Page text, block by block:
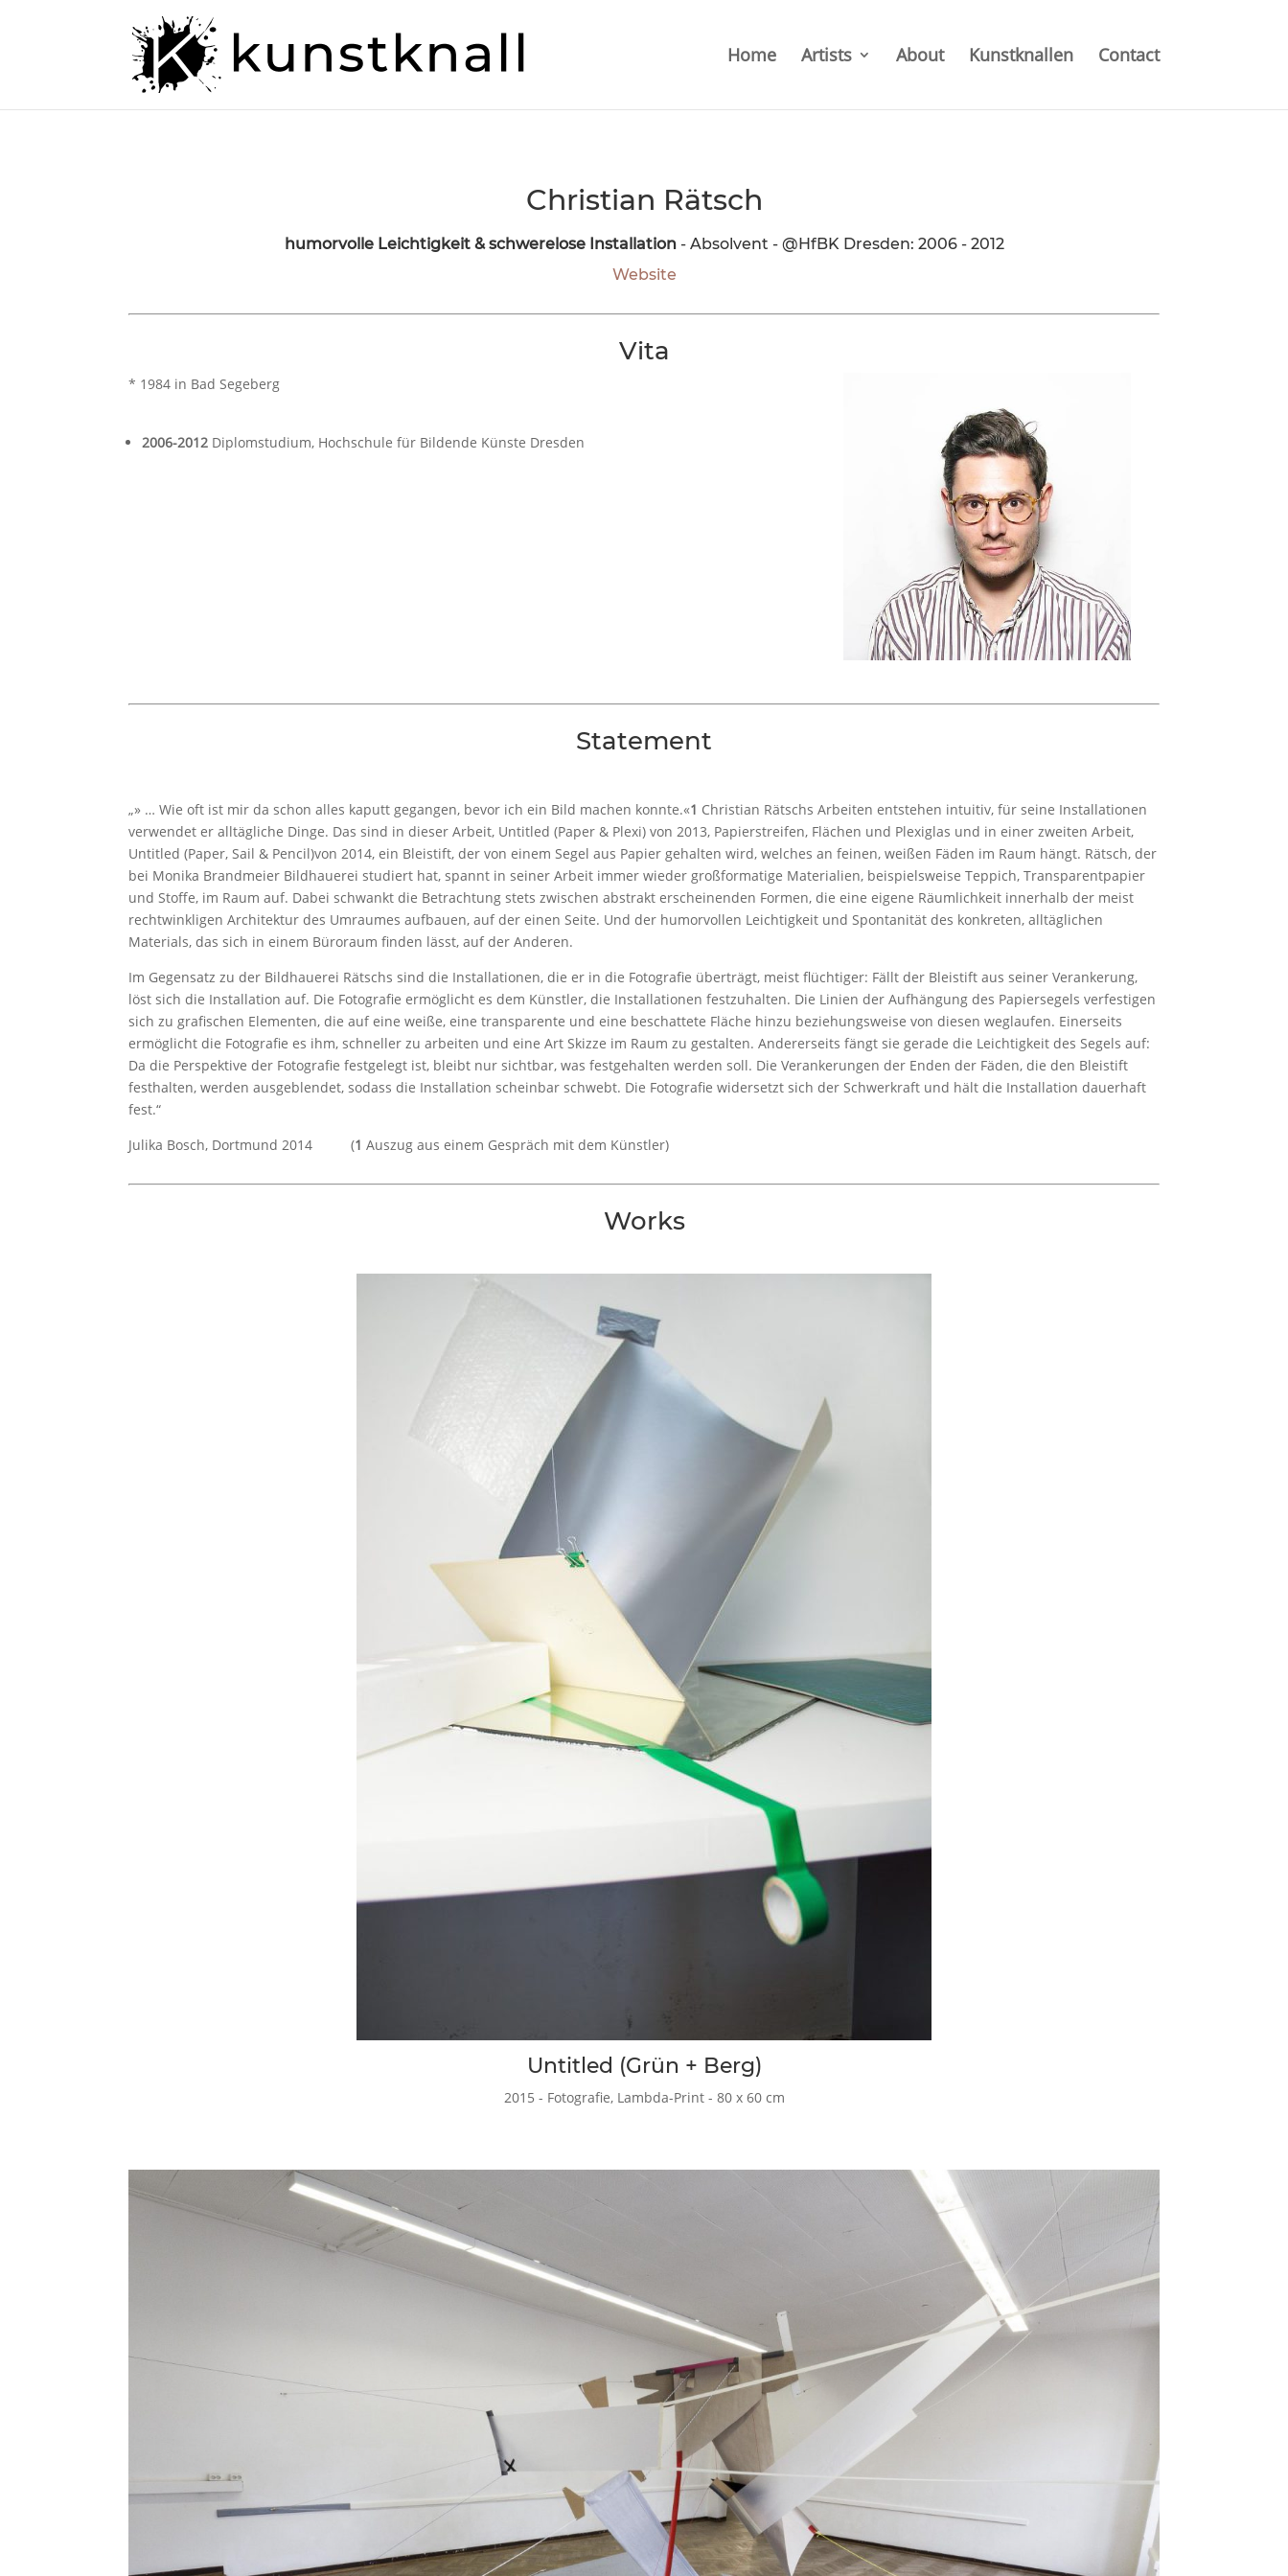
Home Artists About Kunstknallen Contact
Christian Rätsch
humorvolle Leichtigkeit & schwerelose Installation- Absolvent - @HfBK Dresden: 2006 - 2012
Website
Vita
* 1984 in Bad Segeberg
2006-2012 Diplomstudium, Hochschule für Bildende Künste Dresden
Statement
„» … Wie oft ist mir da schon alles kaputt gegangen, bevor ich ein Bild machen konnte.«1 Christian Rätschs Arbeiten entstehen intuitiv, für seine Installationen
verwendet er alltägliche Dinge. Das sind in dieser Arbeit, Untitled (Paper & Plexi) von 2013, Papierstreifen, Flächen und Plexiglas und in einer zweiten Arbeit,
Untitled (Paper, Sail & Pencil)von 2014, ein Bleistift, der von einem Segel aus Papier gehalten wird, welches an feinen, weißen Fäden im Raum hängt. Rätsch, der
bei Monika Brandmeier Bildhauerei studiert hat, spannt in seiner Arbeit immer wieder großformatige Materialien, beispielsweise Teppich, Transparentpapier
und Stoffe, im Raum auf. Dabei schwankt die Betrachtung stets zwischen abstrakt erscheinenden Formen, die eine eigene Räumlichkeit innerhalb der meist
rechtwinkligen Architektur des Umraumes aufbauen, auf der einen Seite. Und der humorvollen Leichtigkeit und Spontanität des konkreten, alltäglichen
Materials, das sich in einem Büroraum finden lässt, auf der Anderen.
Im Gegensatz zu der Bildhauerei Rätschs sind die Installationen, die er in die Fotografie überträgt, meist flüchtiger: Fällt der Bleistift aus seiner Verankerung,
löst sich die Installation auf. Die Fotografie ermöglicht es dem Künstler, die Installationen festzuhalten. Die Linien der Aufhängung des Papiersegels verfestigen
sich zu grafischen Elementen, die auf eine weiße, eine transparente und eine beschattete Fläche hinzu beziehungsweise von diesen weglaufen. Einerseits
ermöglicht die Fotografie es ihm, schneller zu arbeiten und eine Art Skizze im Raum zu gestalten. Andererseits fängt sie gerade die Leichtigkeit des Segels auf:
Da die Perspektive der Fotografie festgelegt ist, bleibt nur sichtbar, was festgehalten werden soll. Die Verankerungen der Enden der Fäden, die den Bleistift
festhalten, werden ausgeblendet, sodass die Installation scheinbar schwebt. Die Fotografie widersetzt sich der Schwerkraft und hält die Installation dauerhaft
fest.“
Julika Bosch, Dortmund 2014 (1 Auszug aus einem Gespräch mit dem Künstler)
Works
Untitled (Grün + Berg)
2015 - Fotografie, Lambda-Print - 80 x 60 cm